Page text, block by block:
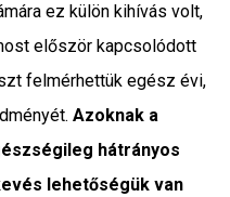
ez külön kihívás volt,
először kapcsolódott
felmérhettük egész évi,
Azoknak a
hátrányos
lehetőségük van